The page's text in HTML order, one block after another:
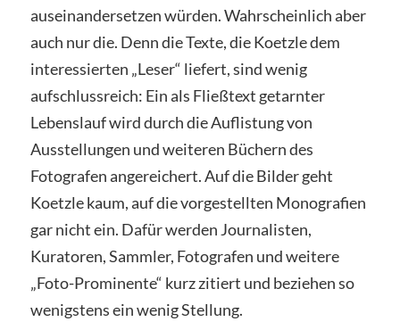
auseinandersetzen würden. Wahrscheinlich aber
auch nur die. Denn die Texte, die Koetzle dem
interessierten „Leser“ liefert, sind wenig
aufschlussreich: Ein als Fließtext getarnter
Lebenslauf wird durch die Auflistung von
Ausstellungen und weiteren Büchern des
Fotografen angereichert. Auf die Bilder geht
Koetzle kaum, auf die vorgestellten Monografien
gar nicht ein. Dafür werden Journalisten,
Kuratoren, Sammler, Fotografen und weitere
„Foto-Prominente“ kurz zitiert und beziehen so
wenigstens ein wenig Stellung.